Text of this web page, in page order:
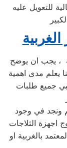
للتعويل عليه
، يجب ان يوضح
يعلم مدى اهمية
جميع طلبات
ونجد في وجود
اجهزة الثلاجات
بالغربية او